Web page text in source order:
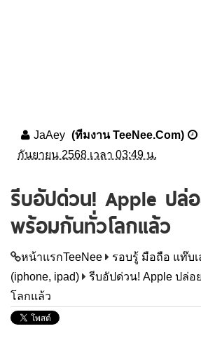
JaAey (ทีมงาน TeeNee.Com)
กันยายน 2568 เวลา 03:49 น.
รีบอัปด่วน! Apple ปล่
พร้อมกันทั่วโลกแล้ว
หน้าแรกTeeNee รอบรู้ มือถือ แท๊บเ
(iphone, ipad)
รีบอัปด่วน! Apple ปล่อ
โลกแล้ว